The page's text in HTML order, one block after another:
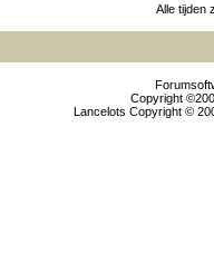
Alle tijden
Copyright
Lancelots Copyright ©